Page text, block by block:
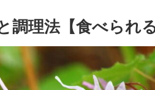
理法【食べられる